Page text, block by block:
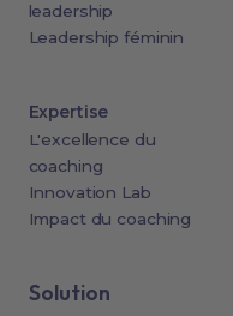
leadership
Leadership féminin
Expertise
L'excellence du
coaching
Innovation Lab
Impact du coaching
Solution